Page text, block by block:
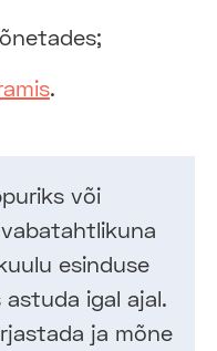
.
või
esinduse
igal ajal.
ja mõne